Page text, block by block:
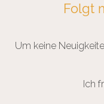
Folgt
Um keine
Ich